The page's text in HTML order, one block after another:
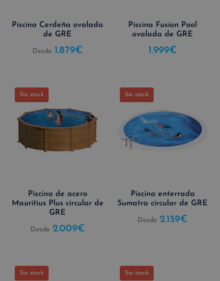
Piscina Cerdeña ovalada
de GRE
Desde 1.879€
Piscina Fusion Pool
ovalada de GRE
1.999€
Sin stock
Piscina de acero
Mauritius Plus circular de
GRE
Desde 2.009€
Sin stock
Piscina enterrada
Sumatra circular de GRE
Desde 2.159€
Sin stock Sin stock